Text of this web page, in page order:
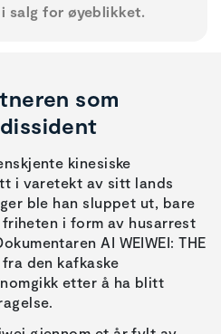
salg for øyeblikket.
som
kinesiske
i varetekt av sitt lands
ble han sluppet ut, bare
i form av husarrest
AI WEIWEI: THE
den kafkaske
etter å ha blitt